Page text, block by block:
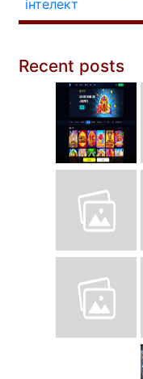
інтелект
Recent posts